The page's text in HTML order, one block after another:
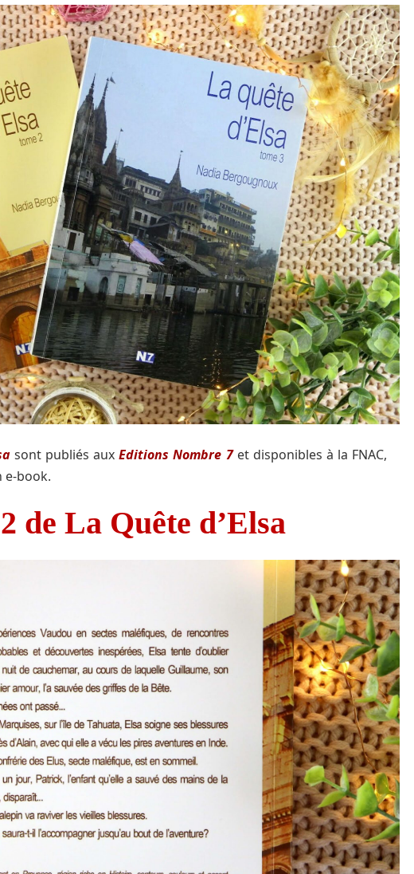
sont publiés auxEditions Nombre 7et disponibles à la FNAC,
e-book.
de La Quête d’Elsa